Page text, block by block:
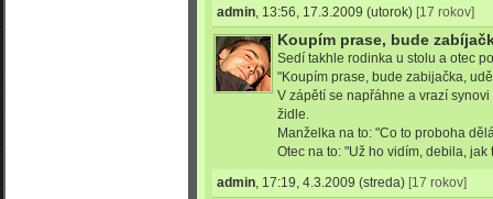
admin, 13:56, 17.3.2009 (utorok) [17 rokov]
Koupím prase, bude
Sedí takhle rodinka u stolu a otec
"Koupím prase, bude zabijačka,
V zápětí se napřáhne a vrazí
židle.
Manželka na to: "Co to proboha
Otec na to: "Už ho vidím, debila, jak
admin, 17:19, 4.3.2009 (streda) [17 rokov]